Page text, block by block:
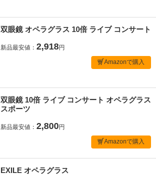
双眼鏡 オペラグラス 10倍 ライブ コンサート
新品最安値： 2,918円
Amazonで購入
双眼鏡 10倍 ライブ コンサート オペラグラス
スポーツ
新品最安値： 2,800円
Amazonで購入
EXILE オペラグラス